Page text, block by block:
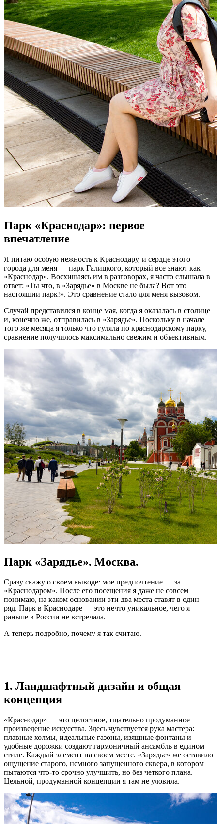
Парк «Краснодар»: первое
впечатление
Я питаю особую нежность к Краснодару, и сердце этого
города для меня — парк Галицкого, который все знают как
«Краснодар». Восхищаясь им в разговорах, я часто слышала в
ответ: «Ты что, в «Зарядье» в Москве не была? Вот это
настоящий парк!». Это сравнение стало для меня вызовом.
Случай представился в конце мая, когда я оказалась в столице
и, конечно же, отправилась в «Зарядье». Поскольку в начале
того же месяца я только что гуляла по краснодарскому парку,
сравнение получилось максимально свежим и объективным.
Парк «Зарядье». Москва.
Сразу скажу о своем выводе: мое предпочтение — за
«Краснодаром». После его посещения я даже не совсем
понимаю, на каком основании эти два места ставят в один
ряд. Парк в Краснодаре — это нечто уникальное, чего я
раньше в России не встречала.
А теперь подробно, почему я так считаю.
1. Ландшафтный дизайн и общая
концепция
«Краснодар» — это целостное, тщательно продуманное
произведение искусства. Здесь чувствуется рука мастера:
плавные холмы, идеальные газоны, изящные фонтаны и
удобные дорожки создают гармоничный ансамбль в едином
стиле. Каждый элемент на своем месте. «Зарядье» же оставило
ощущение старого, немного запущенного сквера, в котором
пытаются что-то срочно улучшить, но без четкого плана.
Цельной, продуманной концепции я там не уловила.